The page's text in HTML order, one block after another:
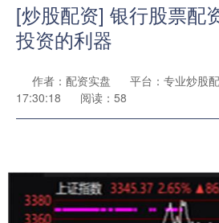
[炒股配资] 银行股票配
投资的利器
作者：配资实盘 平台：专业炒股
17:30:18
阅读：58